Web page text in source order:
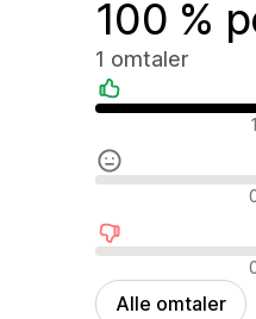
100 %
1 omtaler
Positive omtaler 1
Nøytrale omtaler
Negative omtaler
Alle omtaler